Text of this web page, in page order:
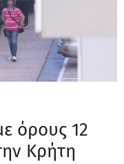
όρους 12
Κρήτη